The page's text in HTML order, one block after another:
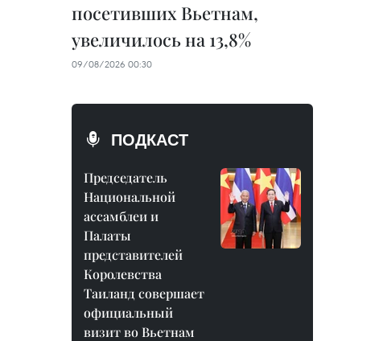
посетивших Вьетнам,
увеличилось на 13,8%
09/08/2026 00:30
ПОДКАСТ
Председатель
Национальной
ассамблеи и
Палаты
представителей
Королевства
Таиланд совершает
официальный
визит во Вьетнам